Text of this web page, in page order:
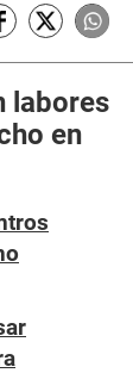
labores
en